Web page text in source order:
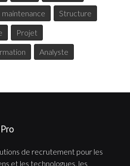
maintenance Structure
Projet
Analyste
de recrutement pour les
et les technologues, les